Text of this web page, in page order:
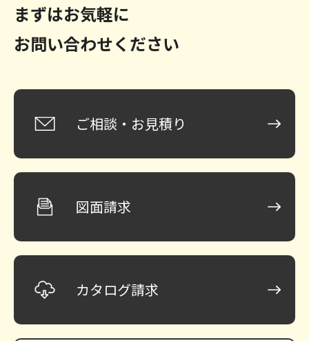
まずはお気軽に
お問い合わせください
ご相談・お見積り
図面請求
カタログ請求